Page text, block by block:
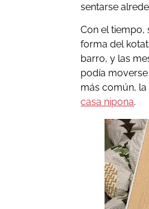
sentarse
Con el tiempo,
forma del
barro, y las
podía
más común,
casa nipona.